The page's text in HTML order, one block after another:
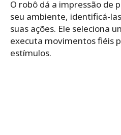
O robô dá a impressão de
seu ambiente, identificá-
suas ações. Ele seleciona
executa movimentos fiéis
estímulos.